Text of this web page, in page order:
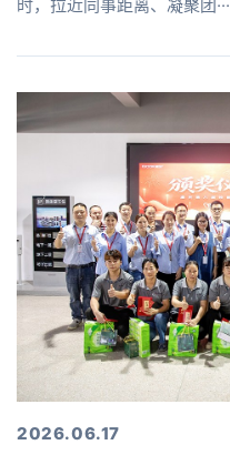
时，拉近同事距离、凝聚团···
2026.06.17